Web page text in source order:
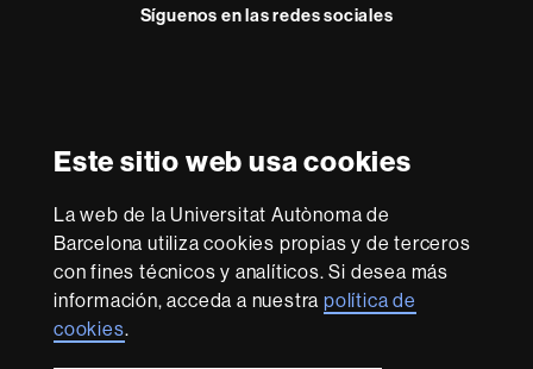
Este sitio web usa cookies
La web de la Universitat Autònoma de
Barcelona utiliza cookies propias y de terceros
con fines técnicos y analíticos. Si desea más
información, acceda a nuestrapolítica de
cookies.
Síguenos en las redes sociales
Excellence
Research
-
Euraxess
Con la financiación de
Sobre